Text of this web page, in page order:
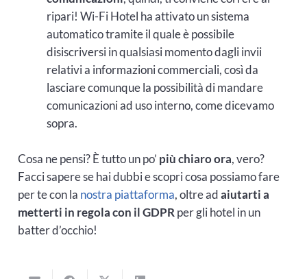
ripari! Wi-Fi Hotel ha attivato un sistema
automatico tramite il quale è possibile
disiscriversi in qualsiasi momento dagli invii
relativi a informazioni commerciali, così da
lasciare comunque la possibilità di mandare
comunicazioni ad uso interno, come dicevamo
sopra.
Cosa ne pensi? È tutto un po’ più chiaro ora, vero?
Facci sapere se hai dubbi e scopri cosa possiamo fare
per te con la nostra piattaforma, oltre adaiutarti a
metterti in regola con il GDPR per gli hotel in un
batter d’occhio!